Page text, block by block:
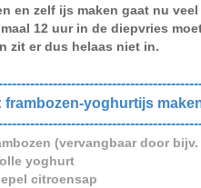
en zelf ijs maken gaat nu
12 uur in de diepvries
zit er dus helaas niet in.
frambozen-yoghurtijs
(vervangbaar door
yoghurt
citroensap